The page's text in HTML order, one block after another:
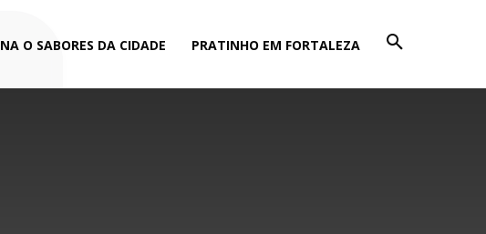
O SABORES DA CIDADE PRATINHO EM FORTALEZA